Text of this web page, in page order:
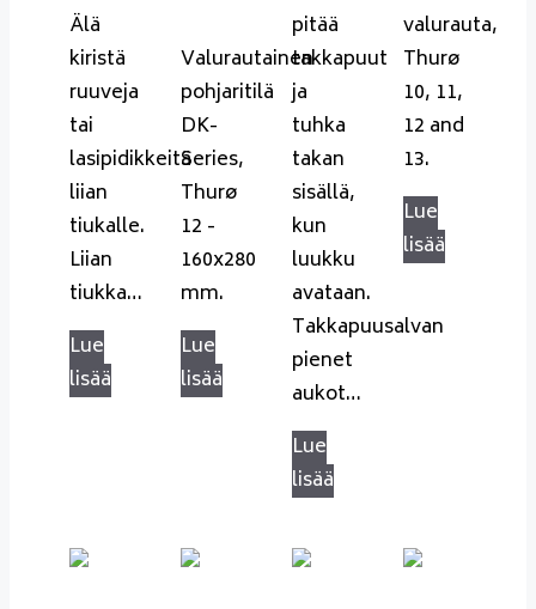
Älä
kiristä
ruuveja
tai
lasipidikkeitä
liian
tiukalle.
Liian
tiukka…
Lue
lisää
Valurautainen
pohjaritilä
DK-
Series,
Thurø
12 -
160x280
mm.
Lue
lisää
pitää
takkapuut
ja
tuhka
takan
sisällä,
kun
luukku
avataan.
Takkapuusalvan
pienet
aukot…
Lue
lisää
valurauta,
Thurø
10, 11,
12 and
13.
Lue
lisää